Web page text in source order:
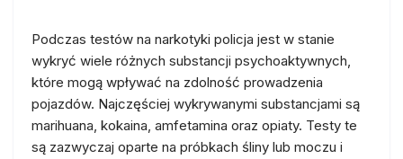
Podczas testów na narkotyki policja jest w stanie
wykryć wiele różnych substancji psychoaktywnych,
które mogą wpływać na zdolność prowadzenia
pojazdów. Najczęściej wykrywanymi substancjami są
marihuana, kokaina, amfetamina oraz opiaty. Testy te
są zazwyczaj oparte na próbkach śliny lub moczu i